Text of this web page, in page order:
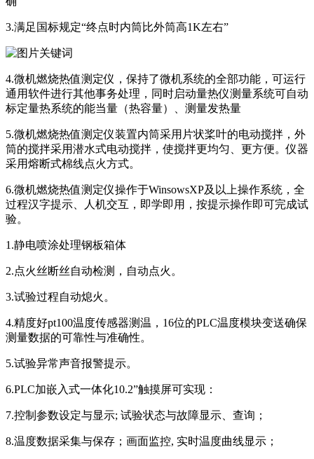
3.满足国标规定“终点时内筒比外筒高1K左右”
4.微机燃烧热值测定仪，保持了微机系统的全部功能，可运行
通用软件进行其他事务处理，同时启动量热仪测量系统可自动
标定量热系统的能当量（热容量）、测量发热量
5.微机燃烧热值测定仪装置内筒采用片状桨叶的电动搅拌，外
筒的搅拌采用潜水式电动搅拌，使搅拌更均匀、更方便。仪器
采用熔断式棉线点火方式。
6.微机燃烧热值测定仪操作于WinsowsXP及以上操作系统，全
过程汉字提示、人机交互，即学即用，按提示操作即可完成试
验。
1.静电喷涂处理钢板箱体
2.点火丝断丝自动检测，自动点火。
3.试验过程自动熄火。
4.精度好pt100温度传感器测温，16位的PLC温度模块变送确保
测量数据的可靠性与准确性。
5.试验异常声音报警提示。
6.PLC加嵌入式一体化10.2”触摸屏可实现：
7.控制参数设定与显示; 试验状态与故障显示、查询；
8.温度数据采集与保存；画面监控, 实时温度曲线显示；